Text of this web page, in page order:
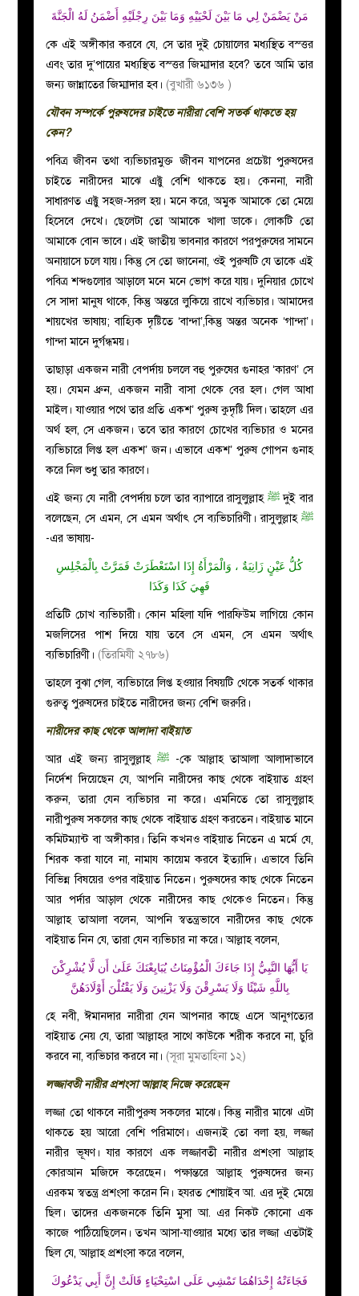
مَنْ يَضْمَنْ لِي مَا بَيْنَ لَحْيَيْهِ وَمَا بَيْنَ رِجْلَيْهِ أَضْمَنُ لَهُ الْجَنَّةَ
কে এই অঙ্গীকার করবে যে, সে তার দুই চোয়ালের মধ্যস্থিত বস্ত্তর
এবং তার দু’পায়ের মধ্যস্থিত বস্ত্তর জিম্মাদার হবে? তবে আমি তার
জন্য জান্নাতের জিম্মাদার হব। (বুখারী ৬১৩৬ )
যৌবন সম্পর্কে পুরুষদের চাইতে নারীরা বেশি সতর্ক থাকতে হয়
কেন?
পবিত্র জীবন তথা ব্যভিচারমুক্ত জীবন যাপনের প্রচেষ্টা পুরুষদের
চাইতে নারীদের মাঝে এক্টু বেশি থাকতে হয়। কেননা, নারী
সাধারণত এক্টু সহজ-সরল হয়। মনে করে, অমুক আমাকে তো মেয়ে
হিসেবে দেখে। ছেলেটা তো আমাকে খালা ডাকে। লোকটি তো
আমাকে বোন ভাবে। এই জাতীয় ভাবনার কারণে পরপুরুষের সামনে
অনায়াসে চলে যায়। কিন্তু সে তো জানেনা, ওই পুরুষটি যে তাকে এই
পবিত্র শব্দগুলোর আড়ালে মনে মনে ভোগ করে যায়। দুনিয়ার চোখে
সে সাদা মানুষ থাকে, কিন্তু অন্তরে লুকিয়ে রাখে ব্যভিচার। আমাদের
শায়খের ভাষায়; বাহ্যিক দৃষ্টিতে ‘বান্দা’,কিন্তু অন্তর অনেক ‘গান্দা’।
গান্দা মানে দুর্গন্ধময়।
তাছাড়া একজন নারী বেপর্দায় চললে বহু পুরুষের গুনাহর ‘কারণ’ সে
হয়। যেমন ধ্রুন, একজন নারী বাসা থেকে বের হল। গেল আধা
মাইল। যাওয়ার পথে তার প্রতি একশ’ পুরুষ কুদৃষ্টি দিল। তাহলে এর
অর্থ হল, সে একজন। তবে তার কারণে চোখের ব্যভিচার ও মনের
ব্যভিচারে লিপ্ত হল একশ’ জন। এভাবে একশ’ পুরুষ গোপন গুনাহ
করে নিল শুধু তার কারণে।
এই জন্য যে নারী বেপর্দায় চলে তার ব্যাপারে রাসুলুল্লাহ ﷺদুই বার
বলেছেন, সে এমন, সে এমন অর্থাৎ সে ব্যভিচারিণী। রাসুলুল্লাহ ﷺ
-এর ভাষায়-
كُلُّ عَيْنٍ زَانِيَةٌ ، وَالْمَرْأَةُ إِذَا اسْتَعْطَرَتْ فَمَرَّتْ بِالْمَجْلِسِ
فَهِيَ كَذَا وَكَذَا
প্রতিটি চোখ ব্যভিচারী। কোন মহিলা যদি পারফিউম লাগিয়ে কোন
মজলিসের পাশ দিয়ে যায় তবে সে এমন, সে এমন অর্থাৎ
ব্যভিচারিণী। (তিরমিযী ২৭৮৬)
তাহলে বুঝা গেল, ব্যভিচারে লিপ্ত হওয়ার বিষয়টি থেকে সতর্ক থাকার
গুরুত্ব পুরুষদের চাইতে নারীদের জন্য বেশি জরুরি।
নারীদের কাছ থেকে আলাদা বাইয়াত
আর এই জন্য রাসুলুল্লাহ ﷺ -কে আল্লাহ তাআলা আলাদাভাবে
নির্দেশ দিয়েছেন যে, আপনি নারীদের কাছ থেকে বাইয়াত গ্রহণ
করুন, তারা যেন ব্যভিচার না করে। এমনিতে তো রাসুলুল্লাহ
নারীপুরুষ সকলের কাছ থেকে বাইয়াত গ্রহণ করতেন। বাইয়াত মানে
কমিটম্যান্ট বা অঙ্গীকার। তিনি কখনও বাইয়াত নিতেন এ মর্মে যে,
শিরক করা যাবে না, নামায কায়েম করবে ইত্যাদি। এভাবে তিনি
বিভিন্ন বিষয়ের ওপর বাইয়াত নিতেন। পুরুষদের কাছ থেকে নিতেন
আর পর্দার আড়াল থেকে নারীদের কাছ থেকেও নিতেন। কিন্তু
আল্লাহ তাআলা বলেন, আপনি স্বতন্ত্রভাবে নারীদের কাছ থেকে
বাইয়াত নিন যে, তারা যেন ব্যভিচার না করে। আল্লাহ বলেন,
يَا أَيُّهَا النَّبِيُّ إِذَا جَاءَكَ الْمُؤْمِنَاتُ يُبَايِعْنَكَ عَلَىٰ أَن لَّا يُشْرِكْنَ
بِاللَّهِ شَيْئًا وَلَا يَسْرِقْنَ وَلَا يَزْنِينَ وَلَا يَقْتُلْنَ أَوْلَادَهُنَّ
হে নবী, ঈমানদার নারীরা যেন আপনার কাছে এসে আনুগত্যের
বাইয়াত নেয় যে, তারা আল্লাহর সাথে কাউকে শরীক করবে না, চুরি
করবে না, ব্যভিচার করবে না। (সূরা মুমতাহিনা ১২)
লজ্জাবতী নারীর প্রশংসা আল্লাহ নিজে করেছেন
লজ্জা তো থাকবে নারীপুরুষ সকলের মাঝে। কিন্তু নারীর মাঝে এটা
থাকতে হয় আরো বেশি পরিমাণে। এজন্যই তো বলা হয়, লজ্জা
নারীর ভূষণ। যার কারণে এক লজ্জাবতী নারীর প্রশংসা আল্লাহ
কোরআন মজিদে করেছেন। পক্ষান্তরে আল্লাহ পুরুষদের জন্য
এরকম স্বতন্ত্র প্রশংসা করেন নি। হযরত শোয়াইব আ. এর দুই মেয়ে
ছিল। তাদের একজনকে তিনি মুসা আ. এর নিকট কোনো এক
কাজে পাঠিয়েছিলেন। তখন আসা-যাওয়ার মধ্যে তার লজ্জা এতটাই
ছিল যে, আল্লাহ প্রশংসা করে বলেন,
فَجَاءَتْهُ إِحْدَاهُمَا تَمْشِي عَلَى اسْتِحْيَاءٍ قَالَتْ إِنَّ أَبِي يَدْعُوكَ